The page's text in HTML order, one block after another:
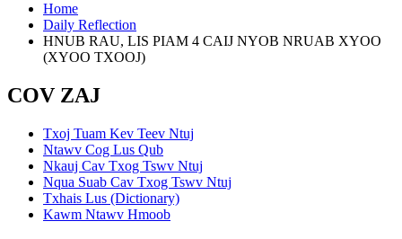
Home
Daily Reflection
HNUB RAU, LIS PIAM 4 CAIJ NYOB NRUAB XYOO
(XYOO TXOOJ)
COV ZAJ
Txoj Tuam Kev Teev Ntuj
Ntawv Cog Lus Qub
Nkauj Cav Txog Tswv Ntuj
Nqua Suab Cav Txog Tswv Ntuj
Txhais Lus (Dictionary)
Kawm Ntawv Hmoob